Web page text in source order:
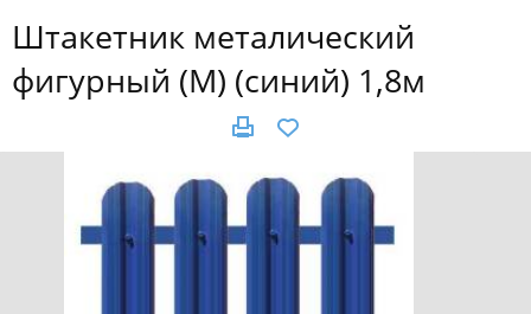
Штакетник металический
фигурный (М) (синий) 1,8м